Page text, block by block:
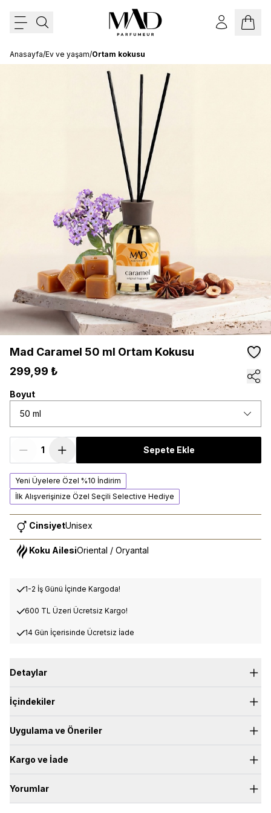
Anasayfa/Ev ve yaşam/Ortam kokusu
Mad Caramel 50 ml Ortam Kokusu
299,99 ₺
Boyut
50 ml
Sepete Ekle
Yeni Üyelere Özel %10 İndirim
İlk Alışverişinize Özel Seçili Selective Hediye
CinsiyetUnisex
Koku AilesiOriental / Oryantal
1-2 İş Günü İçinde Kargoda!
600 TL Üzeri Ücretsiz Kargo!
14 Gün İçerisinde Ücretsiz İade
Detaylar
Üst Nota:Karamel, Meyveli
Kalp Nota:Ceviz, Anason, Tarçın
Dip Nota:Kediotu, Vanilya, Tatlı
İçindekiler
Uygulama ve Öneriler
Kargo ve İade
600 TL üzerindeki siparişlerde ücretsiz standart kargo
600 TL altında 79,90 TL standart kargo ücreti
Yorumlar